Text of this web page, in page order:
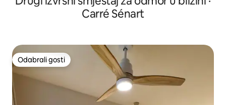
Carré Sénart
Odabrali gosti
Odabrali gosti